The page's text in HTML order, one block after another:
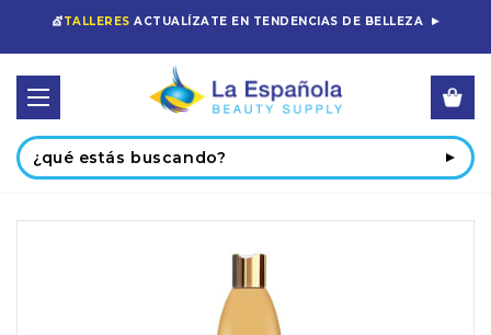
💇TALLERES ACTUALÍZATE EN TENDENCIAS DE BELLEZA
Buscar